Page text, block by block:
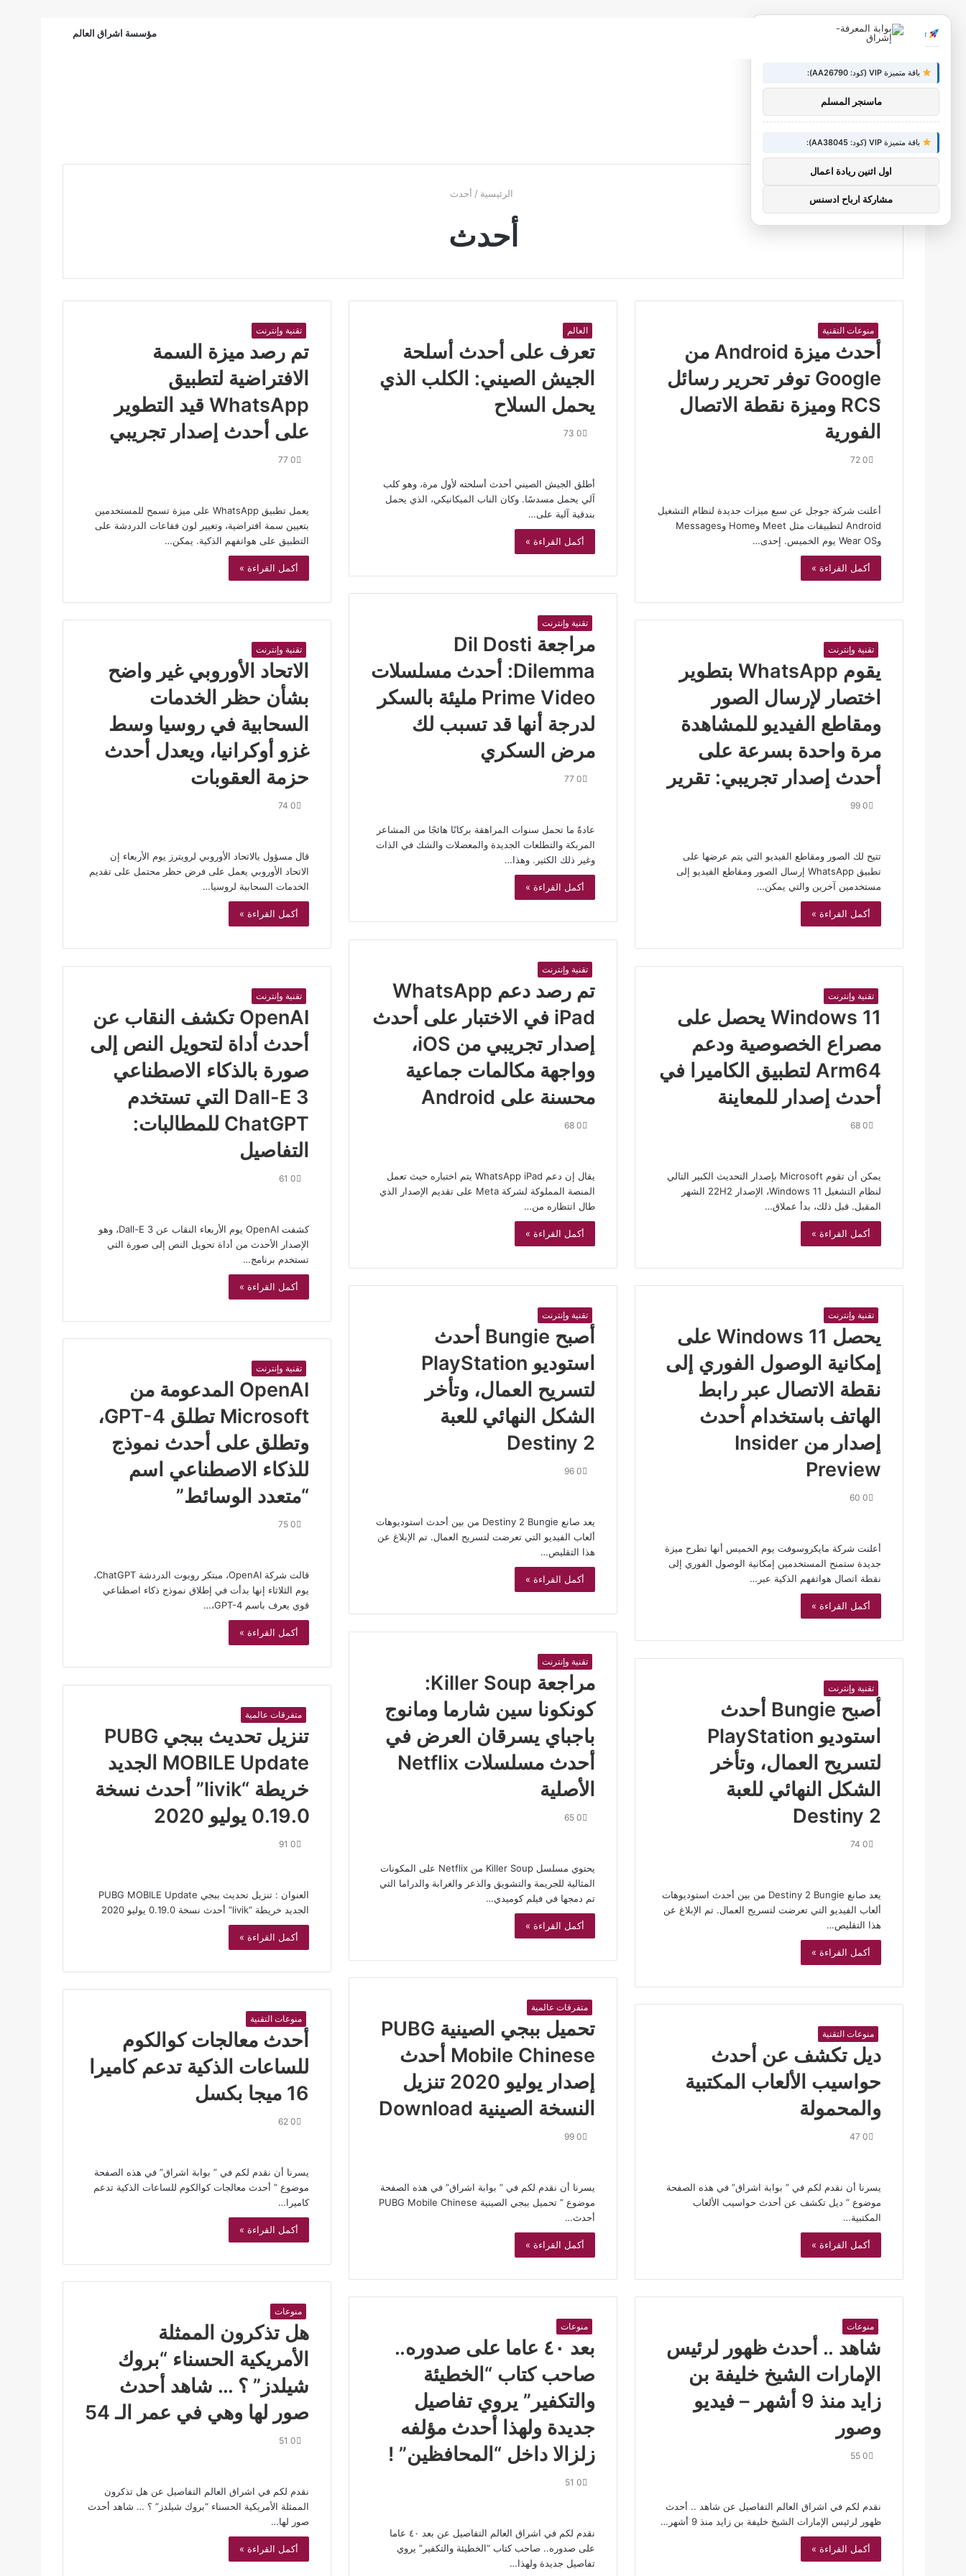
الرئيسيةمؤسسة اشراق العالم
الرئيسية / أحدث
أحدث
منوعات التقنية
أحدث ميزة Android من
Google توفر تحرير رسائل
RCS وميزة نقطة الاتصال
الفورية
0
أعلنت شركة جوجل عن سبع ميزات جديدة لنظام التشغيل
Android لتطبيقات مثل Meet وHome وMessages
وWear OS يوم الخميس. إحدى…
أكمل القراءة »
العالم
تعرف على أحدث أسلحة
الجيش الصيني: الكلب الذي
يحمل السلاح
0
73
أطلق الجيش الصيني أحدث أسلحته لأول مرة، وهو كلب
آلي يحمل مسدسًا. وكان الناب الميكانيكي، الذي يحمل
بندقية آلية على…
أكمل القراءة »
تقنية وإنترنت
تم رصد ميزة السمة
الافتراضية لتطبيق
WhatsApp قيد التطوير
على أحدث إصدار تجريبي
0
77
يعمل تطبيق WhatsApp على ميزة تسمح للمستخدمين
بتعيين سمة افتراضية، وتغيير لون فقاعات الدردشة على
التطبيق على هواتفهم الذكية. يمكن…
أكمل القراءة »
تقنية وإنترنت
مراجعة Dil Dosti
Dilemma: أحدث مسلسلات
Prime Video مليئة بالسكر
لدرجة أنها قد تسبب لك
مرض السكري
0
77
عادةً ما تحمل سنوات المراهقة بركانًا هائجًا من المشاعر
المربكة والتطلعات الجديدة والمعضلات والشك في الذات
وغير ذلك الكثير. وهذا…
أكمل القراءة »
تقنية وإنترنت
يقوم WhatsApp بتطوير
اختصار لإرسال الصور
ومقاطع الفيديو للمشاهدة
مرة واحدة بسرعة على
أحدث إصدار تجريبي: تقرير
0
تتيح لك الصور ومقاطع الفيديو التي يتم عرضها على
تطبيق WhatsApp إرسال الصور ومقاطع الفيديو إلى
مستخدمين آخرين والتي يمكن…
أكمل القراءة »
تقنية وإنترنت
الاتحاد الأوروبي غير واضح
بشأن حظر الخدمات
السحابية في روسيا وسط
غزو أوكرانيا، ويعدل أحدث
حزمة العقوبات
0
74
قال مسؤول بالاتحاد الأوروبي لرويترز يوم الأربعاء إن
الاتحاد الأوروبي يعمل على فرض حظر محتمل على تقديم
الخدمات السحابية لروسيا…
أكمل القراءة »
تقنية وإنترنت
تم رصد دعم WhatsApp
iPad في الاختبار على أحدث
إصدار تجريبي من iOS،
وواجهة مكالمات جماعية
محسنة على Android
0
68
يقال إن دعم WhatsApp iPad يتم اختباره حيث تعمل
المنصة المملوكة لشركة Meta على تقديم الإصدار الذي
طال انتظاره من…
أكمل القراءة »
تقنية وإنترنت
Windows 11 يحصل على
مصراع الخصوصية ودعم
Arm64 لتطبيق الكاميرا في
أحدث إصدار للمعاينة
0
يمكن أن تقوم Microsoft بإصدار التحديث الكبير التالي
لنظام التشغيل Windows 11، الإصدار 22H2 الشهر
المقبل. قبل ذلك، بدأ عملاق…
أكمل القراءة »
تقنية وإنترنت
OpenAI تكشف النقاب عن
أحدث أداة لتحويل النص إلى
صورة بالذكاء الاصطناعي
Dall-E 3 التي تستخدم
ChatGPT للمطالبات:
التفاصيل
0
61
كشفت OpenAI يوم الأربعاء النقاب عن Dall-E 3، وهو
الإصدار الأحدث من أداة تحويل النص إلى صورة التي
تستخدم برنامج…
أكمل القراءة »
تقنية وإنترنت
يحصل Windows 11 على
إمكانية الوصول الفوري إلى
نقطة الاتصال عبر رابط
الهاتف باستخدام أحدث
إصدار من Insider
Preview
0
أعلنت شركة مايكروسوفت يوم الخميس أنها تطرح ميزة
جديدة ستمنح المستخدمين إمكانية الوصول الفوري إلى
نقطة اتصال هواتفهم الذكية عبر…
أكمل القراءة »
تقنية وإنترنت
أصبح Bungie أحدث
استوديو PlayStation
لتسريح العمال، وتأخر
الشكل النهائي للعبة
Destiny 2
0
96
يعد صانع Destiny 2 Bungie من بين أحدث استوديوهات
ألعاب الفيديو التي تعرضت لتسريح العمال. تم الإبلاغ عن
هذا التقليص…
أكمل القراءة »
تقنية وإنترنت
OpenAI المدعومة من
Microsoft تطلق GPT-4،
وتطلق على أحدث نموذج
للذكاء الاصطناعي اسم
“متعدد الوسائط”
0
75
قالت شركة OpenAI، مبتكر روبوت الدردشة ChatGPT،
يوم الثلاثاء إنها بدأت في إطلاق نموذج ذكاء اصطناعي
قوي يعرف باسم GPT-4،…
أكمل القراءة »
تقنية وإنترنت
مراجعة Killer Soup:
كونكونا سين شارما ومانوج
باجباي يسرقان العرض في
أحدث مسلسلات Netflix
الأصلية
0
65
يحتوي مسلسل Killer Soup من Netflix على المكونات
المثالية للجريمة والتشويق والذعر والغرابة والدراما التي
تم دمجها في فيلم كوميدي…
أكمل القراءة »
تقنية وإنترنت
أصبح Bungie أحدث
استوديو PlayStation
لتسريح العمال، وتأخر
الشكل النهائي للعبة
Destiny 2
0
يعد صانع Destiny 2 Bungie من بين أحدث استوديوهات
ألعاب الفيديو التي تعرضت لتسريح العمال. تم الإبلاغ عن
هذا التقليص…
أكمل القراءة »
متفرقات عالمية
تنزيل تحديث ببجي PUBG
MOBILE Update الجديد
خريطة “livik” أحدث نسخة
0.19.0 يوليو 2020
0
91
العنوان : تنزيل تحديث ببجي PUBG MOBILE Update
الجديد خريطة “livik” أحدث نسخة 0.19.0 يوليو 2020
أكمل القراءة »
متفرقات عالمية
تحميل ببجي الصينية PUBG
Mobile Chinese أحدث
إصدار يوليو 2020 تنزيل
النسخة الصينية Download
0
99
يسرنا أن نقدم لكم في ” بوابة اشراق” في هذه الصفحة
موضوع ” تحميل ببجي الصينية PUBG Mobile Chinese
أحدث…
أكمل القراءة »
منوعات التقنية
أحدث معالجات كوالكوم
للساعات الذكية تدعم كاميرا
16 ميجا بكسل
0
62
يسرنا أن نقدم لكم في ” بوابة اشراق” في هذه الصفحة
موضوع ” أحدث معالجات كوالكوم للساعات الذكية تدعم
كاميرا…
أكمل القراءة »
منوعات التقنية
ديل تكشف عن أحدث
حواسيب الألعاب المكتبية
والمحمولة
0
يسرنا أن نقدم لكم في ” بوابة اشراق” في هذه الصفحة
موضوع ” ديل تكشف عن أحدث حواسيب الألعاب
المكتبية…
أكمل القراءة »
منوعات
هل تذكرون الممثلة
الأمريكية الحسناء “بروك
شيلدز” ؟ … شاهد أحدث
صور لها وهي في عمر الـ 54
0
51
نقدم لكم في اشراق العالم التفاصيل عن هل تذكرون
الممثلة الأمريكية الحسناء “بروك شيلدز” ؟ … شاهد أحدث
صور لها…
أكمل القراءة »
منوعات
شاهد .. أحدث ظهور لرئيس
الإمارات الشيخ خليفة بن
زايد منذ 9 أشهر – فيديو
وصور
0
نقدم لكم في اشراق العالم التفاصيل عن شاهد .. أحدث
ظهور لرئيس الإمارات الشيخ خليفة بن زايد منذ 9 أشهر…
أكمل القراءة »
منوعات
بعد ٤٠ عاما على صدوره..
صاحب كتاب “الخطيئة
والتكفير” يروي تفاصيل
جديدة ولهذا أحدث مؤلفه
زلزالا داخل “المحافظين” !
0
51
نقدم لكم في اشراق العالم التفاصيل عن بعد ٤٠ عاما
على صدوره.. صاحب كتاب “الخطيئة والتكفير” يروي
تفاصيل جديدة ولهذا…
توصيات :
باقة متميزة VIP (كود: AA26790):
ماسنجر المسلم
باقة متميزة VIP (كود: AA38045):
اول اثنين ريادة اعمال
مشاركة ارباح ادسنس